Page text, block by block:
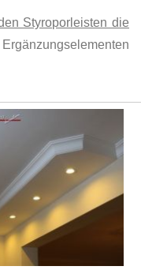
Styroporleisten die